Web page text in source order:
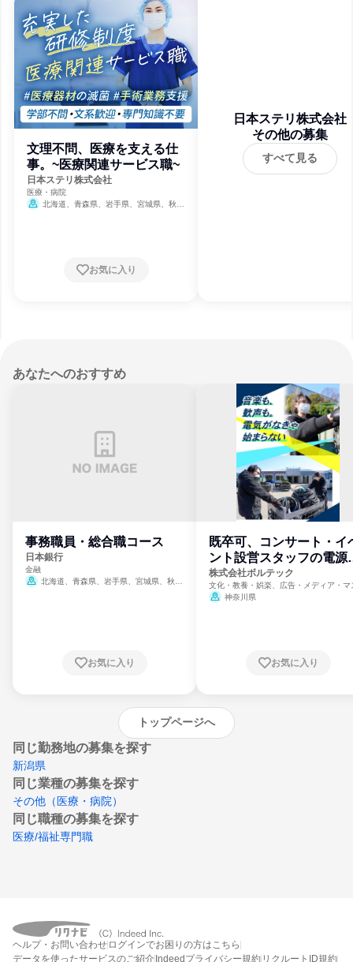
文理不問、医療を支える仕
事。~医療関連サービス職~
日本ステリ株式会社
医療・病院
北海道、青森県、岩手県、宮城県、秋田
賀県、京都府、大阪府、兵庫県、奈良県、和
歌山県、鳥取県、島根県、岡山県、広島県、
お気に入り
日本ステリ株式会社
その他の募集
すべて見る
あなたへのおすすめ
事務職員・総合職コース
日本銀行
金融
北海道、青森県、岩手県、宮城県、秋田
崎県、熊本県、大分県、宮崎県、鹿児島県、
お気に入り
既卒可、コンサート・イ
ント設営スタッフの電源
門
株式会社ボルテック
文化・教養・娯楽、広告・メディア・マ
ミ、電力・ガス・水道・エネルギー
神奈川県
お気に入り
トップページへ
同じ勤務地の募集を探す
新潟県
同じ業種の募集を探す
その他（医療・病院）
同じ職種の募集を探す
医療/福祉専門職
ヘルプ・お問い合わせ ログインでお困りの方はこちら
データを使ったサービスのご紹介Indeedプライバシー規約 リクルートID規約